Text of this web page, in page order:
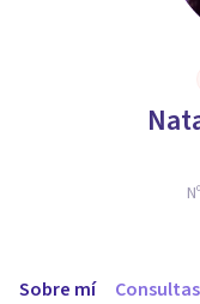
Sobre mí Consultas